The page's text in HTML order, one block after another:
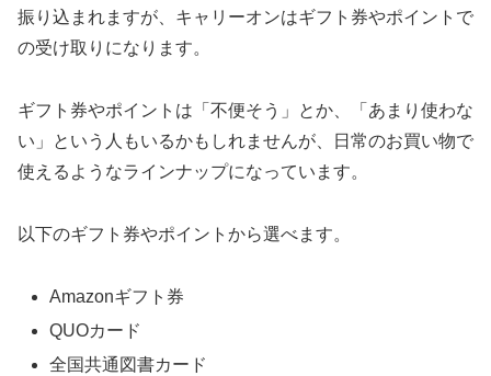
振り込まれますが、キャリーオンはギフト券やポイントで
の受け取りになります。
ギフト券やポイントは「不便そう」とか、「あまり使わな
い」という人もいるかもしれませんが、日常のお買い物で
使えるようなラインナップになっています。
以下のギフト券やポイントから選べます。
Amazonギフト券
QUOカード
全国共通図書カード